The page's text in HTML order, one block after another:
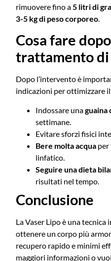
rimuovere fino a5 litri di
3-5 kg di peso corporeo.
Cosa fare
trattamento di
Dopo l’intervento è
indicazioni per ottimizzare
Indossare unaguaina
settimane.
Evitare sforzi fisici
Bere molta acqua per
linfatico.
Seguire una dieta
risultati nel tempo.
Conclusione
La Vaser Lipo è una
ottenere un corpo più
recupero rapido e minimi
maggiori informazioni o